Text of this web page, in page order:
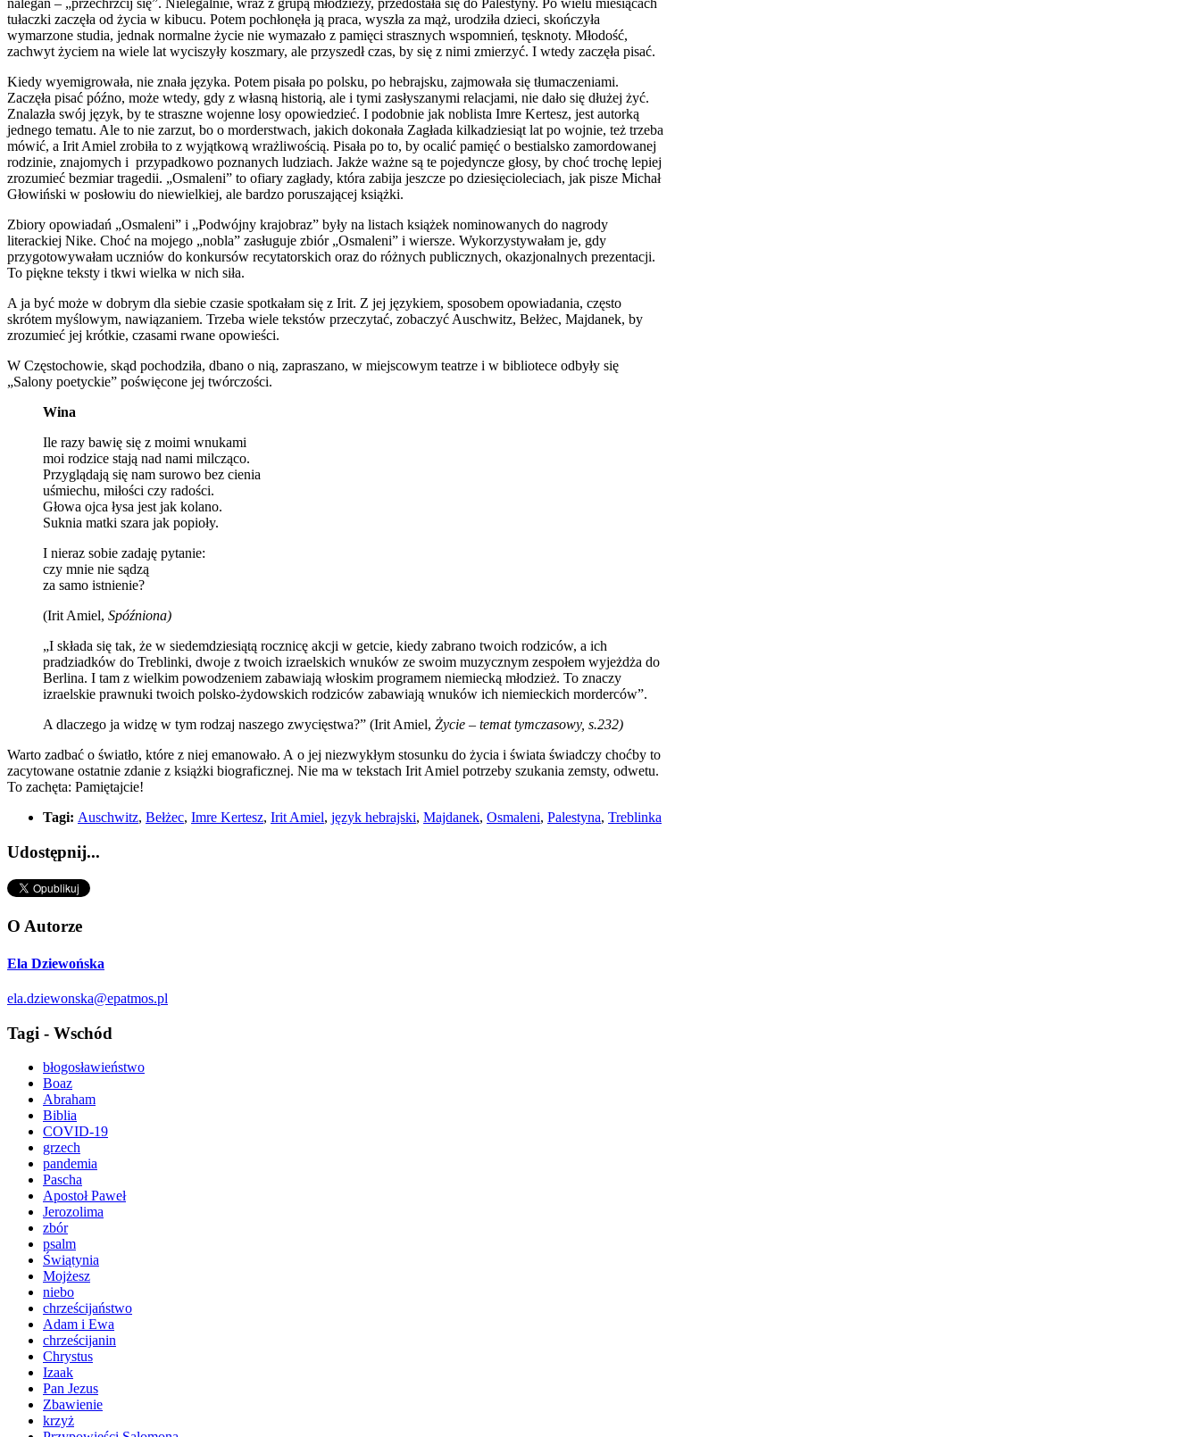
nalegań – „przechrzcij się”. Nielegalnie, wraz z grupą młodzieży, przedostała się do Palestyny. Po wielu miesiącach
tułaczki zaczęła od życia w kibucu. Potem pochłonęła ją praca, wyszła za mąż, urodziła dzieci, skończyła
wymarzone studia, jednak normalne życie nie wymazało z pamięci strasznych wspomnień, tęsknoty. Młodość,
zachwyt życiem na wiele lat wyciszyły koszmary, ale przyszedł czas, by się z nimi zmierzyć. I wtedy zaczęła pisać.
Kiedy wyemigrowała, nie znała języka. Potem pisała po polsku, po hebrajsku, zajmowała się tłumaczeniami.
Zaczęła pisać późno, może wtedy, gdy z własną historią, ale i tymi zasłyszanymi relacjami, nie dało się dłużej żyć.
Znalazła swój język, by te straszne wojenne losy opowiedzieć. I podobnie jak noblista Imre Kertesz, jest autorką
jednego tematu. Ale to nie zarzut, bo o morderstwach, jakich dokonała Zagłada kilkadziesiąt lat po wojnie, też trzeba
mówić, a Irit Amiel zrobiła to z wyjątkową wrażliwością. Pisała po to, by ocalić pamięć o bestialsko zamordowanej
rodzinie, znajomych i przypadkowo poznanych ludziach. Jakże ważne są te pojedyncze głosy, by choć trochę lepiej
zrozumieć bezmiar tragedii. „Osmaleni” to ofiary zagłady, która zabija jeszcze po dziesięcioleciach, jak pisze Michał
Głowiński w posłowiu do niewielkiej, ale bardzo poruszającej książki.
Zbiory opowiadań „Osmaleni” i „Podwójny krajobraz” były na listach książek nominowanych do nagrody
literackiej Nike. Choć na mojego „nobla” zasługuje zbiór „Osmaleni” i wiersze. Wykorzystywałam je, gdy
przygotowywałam uczniów do konkursów recytatorskich oraz do różnych publicznych, okazjonalnych prezentacji.
To piękne teksty i tkwi wielka w nich siła.
A ja być może w dobrym dla siebie czasie spotkałam się z Irit. Z jej językiem, sposobem opowiadania, często
skrótem myślowym, nawiązaniem. Trzeba wiele tekstów przeczytać, zobaczyć Auschwitz, Bełżec, Majdanek, by
zrozumieć jej krótkie, czasami rwane opowieści.
W Częstochowie, skąd pochodziła, dbano o nią, zapraszano, w miejscowym teatrze i w bibliotece odbyły się
„Salony poetyckie” poświęcone jej twórczości.
Wina
Ile razy bawię się z moimi wnukami
moi rodzice stają nad nami milcząco.
Przyglądają się nam surowo bez cienia
uśmiechu, miłości czy radości.
Głowa ojca łysa jest jak kolano.
Suknia matki szara jak popioły.
I nieraz sobie zadaję pytanie:
czy mnie nie sądzą
za samo istnienie?
(Irit Amiel, Spóźniona)
„I składa się tak, że w siedemdziesiątą rocznicę akcji w getcie, kiedy zabrano twoich rodziców, a ich
pradziadków do Treblinki, dwoje z twoich izraelskich wnuków ze swoim muzycznym zespołem wyjeżdża do
Berlina. I tam z wielkim powodzeniem zabawiają włoskim programem niemiecką młodzież. To znaczy
izraelskie prawnuki twoich polsko-żydowskich rodziców zabawiają wnuków ich niemieckich morderców”.
A dlaczego ja widzę w tym rodzaj naszego zwycięstwa?” (Irit Amiel, Życie – temat tymczasowy, s.232)
Warto zadbać o światło, które z niej emanowało. A o jej niezwykłym stosunku do życia i świata świadczy choćby to
zacytowane ostatnie zdanie z książki biograficznej. Nie ma w tekstach Irit Amiel potrzeby szukania zemsty, odwetu.
To zachęta: Pamiętajcie!
Tagi: Auschwitz, Bełżec, Imre Kertesz, Irit Amiel, język hebrajski, Majdanek, Osmaleni, Palestyna, Treblinka
Udostępnij...
O Autorze
Ela Dziewońska
ela.dziewonska@epatmos.pl
Tagi - Wschód
błogosławieństwo
Boaz
Abraham
Biblia
COVID-19
grzech
pandemia
Pascha
Apostoł Paweł
Jerozolima
zbór
psalm
Świątynia
Mojżesz
niebo
chrześcijaństwo
Adam i Ewa
chrześcijanin
Chrystus
Izaak
Pan Jezus
Zbawienie
krzyż